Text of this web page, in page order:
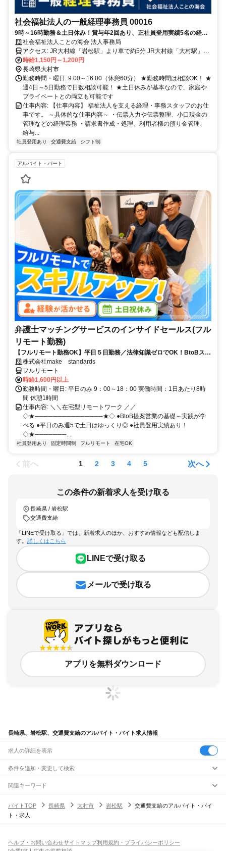
社会福祉法人の一般経理事務員 00016
9時～16時勤務＆土日休み！賞与年2回あり、正社員登用実績5名の経理
事務スタッフ募集です！
社会福祉法人ことの海会 法人事務局
アクセス: JR大村線「岩松駅」より車で約5分 JR大村線「大村駅」よ
り車で約10分 長崎自動車道「木場IC」より車で約10分 ※車通勤可能
（駐車場あり）
時給1,150円～1,200円
長崎県大村市
勤務時間・曜日: 9:00～16:00（休憩60分） ★勤務時間は相談OK！ ★
週4日～5日勤務で日数相談可能！ ★土日休みが基本なので、家庭や
プライベートとの両立も可能です
仕事内容: 【仕事内容】 福祉法人を支える経理・事務スタッフのお仕
事です。 ～具体的な仕事内容～ ・伝票入力や伝票整理、小口現金の
管理などの経理業務 ・請求書作成・処理、利用者様の預り金管理、
給与...
社員登用あり 交通費支給 シフト制
アルバイト・パート
弁護士マッチングサービスのインサイドセールス(フル
リモート勤務)
【フルリモート勤務OK】平日５日勤務／法律知識ゼロでOK！BtoBスキ
ルが身につく営業職
株式会社make standards
フルリモート
時給1,600円以上
勤務時間・曜日: 平日のみ 9：00～18：00 実働時間：1日あたり8時
間 休憩1時間
仕事内容: ＼＼在宅型リモートワーク ／／
◇★───────────────★◇ ●BtoB提案営業の基礎～実践が学
べる ●平日のみ週5で土日はゆっくり◎ ●社員登用実績あり！
◇★───────...
社員登用あり 固定時間制 フルリモート 在宅OK
前へ 1 2 3 4 5 次へ
この条件の新着求人を受け取る
長崎県 / 岩松駅
交通費支給
「LINEで受け取る」では、新着求人のほか、おすすめ情報なども配信しま
す。 詳しくはこちら
LINEで受け取る
メールで受け取る
アプリを無料ダウンロード
長崎県、岩松駅、交通費支給のアルバイト・バイト求人情報
求人の詳細を表示
条件を追加・変更して検索
市区町村を追加・変更
長崎県すべて
長崎市
駅を追加・変更
長崎駅
職種を追加・変更
飲食・フードサービスすべて
ホールスタッフキッチンスタッフ
人気
関連キーワード
バイトTOP
長崎県 大村市 岩松駅
交通費支給のアルバイト・バイ
ト・求人
ヘルプ・お問い合わせサイトマップ利用規約・プライバシーポリシー